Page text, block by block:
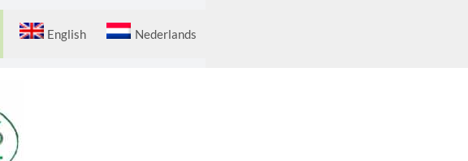
English Nederlands